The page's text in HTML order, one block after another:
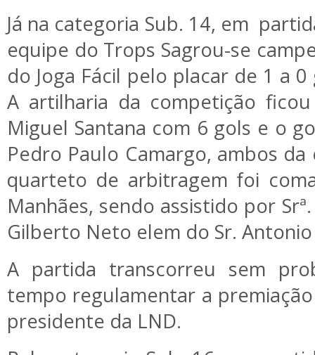
Já na categoria Sub. 14, em
equipe do Trops Sagrou-se
do Joga Fácil pelo placar de 1 a
A artilharia da competição
Miguel Santana com 6 gols e o
Pedro Paulo Camargo, ambos da
quarteto de arbitragem foi
Manhães, sendo assistido por
Gilberto Neto elem do Sr.
A partida transcorreu sem
tempo regulamentar a
presidente da LND.